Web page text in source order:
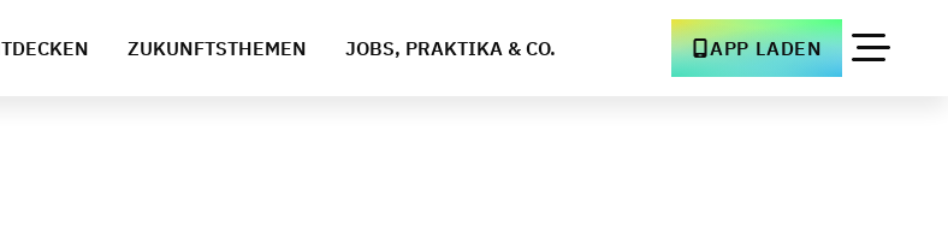
ZUKUNFTSTHEMEN JOBS, PRAKTIKA & CO. APP LADEN